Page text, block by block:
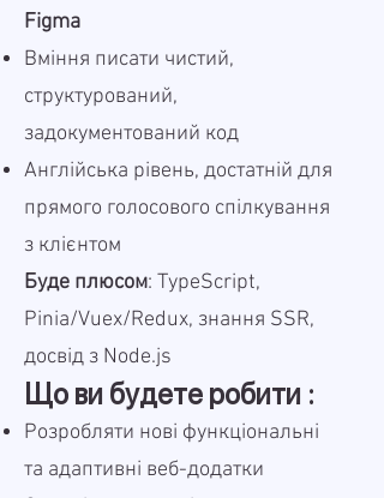
Figma
Вміння писати чистий,
структурований,
задокументований код
Англійська рівень, достатній для
прямого голосового спілкування
з клієнтом
Буде плюсом: TypeScript,
Pinia/Vuex/Redux, знання SSR,
досвід з Node.js
Що ви будете робити :
Розробляти нові функціональні
та адаптивні веб-додатки